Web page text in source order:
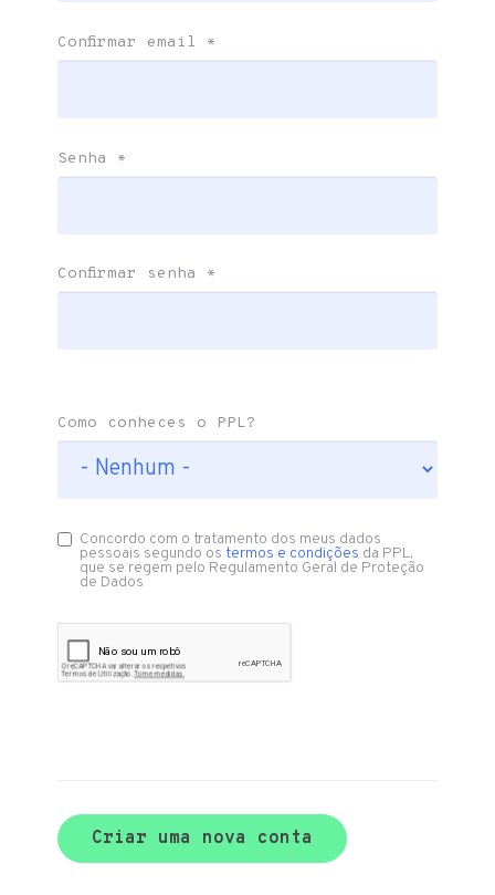
Confirmar email *
Senha *
Confirmar senha *
Como conheces o PPL?
Concordo com o tratamento dos meus dados
pessoais segundo ostermos e condições da PPL,
que se regem pelo Regulamento Geral de Proteção
de Dados
Criar uma nova conta